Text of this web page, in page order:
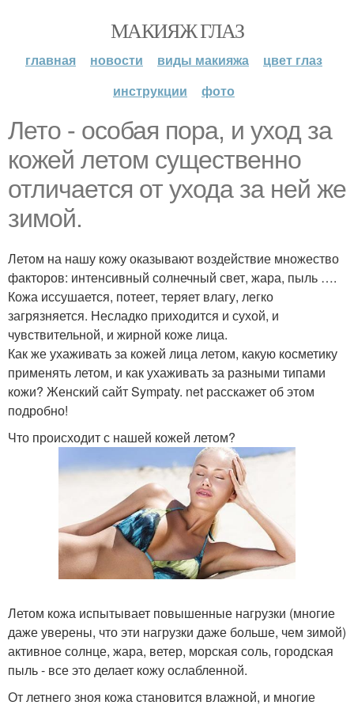
МАКИЯЖ ГЛАЗ
главная новости виды макияжа
цвет глаз
инструкции
фото
Лето - особая пора, и уход за
кожей летом существенно
отличается от ухода за ней же
зимой.
Летом на нашу кожу оказывают воздействие множество
факторов: интенсивный солнечный свет, жара, пыль ….
Кожа иссушается, потеет, теряет влагу, легко
загрязняется. Несладко приходится и сухой, и
чувствительной, и жирной коже лица.
Как же ухаживать за кожей лица летом, какую косметику
применять летом, и как ухаживать за разными типами
кожи? Женский сайт Sympaty. net расскажет об этом
подробно!
Что происходит с нашей кожей летом?
Летом кожа испытывает повышенные нагрузки (многие
даже уверены, что эти нагрузки даже больше, чем зимой)
активное солнце, жара, ветер, морская соль, городская
пыль - все это делает кожу ослабленной.
От летнего зноя кожа становится влажной, и многие